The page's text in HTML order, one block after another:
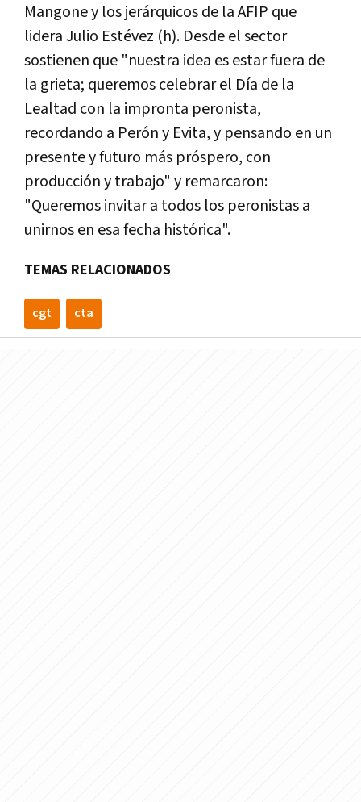
Mangone y los jerárquicos de la AFIP que
lidera Julio Estévez (h). Desde el sector
sostienen que "nuestra idea es estar fuera de
la grieta; queremos celebrar el Día de la
Lealtad con la impronta peronista,
recordando a Perón y Evita, y pensando en un
presente y futuro más próspero, con
producción y trabajo" y remarcaron:
"Queremos invitar a todos los peronistas a
unirnos en esa fecha histórica".
TEMAS RELACIONADOS
cgt cta